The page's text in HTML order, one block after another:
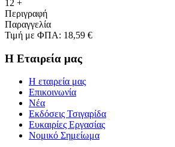
12 +
Περιγραφή
Παραγγελία
Τιμή με ΦΠΑ: 18,59 €
Η Εταιρεία μας
Η εταιρεία μας
Επικοινωνία
Νέα
Εκδόσεις Τσιγαρίδα
Ευκαιρίες Εργασίας
Νομικό Σημείωμα